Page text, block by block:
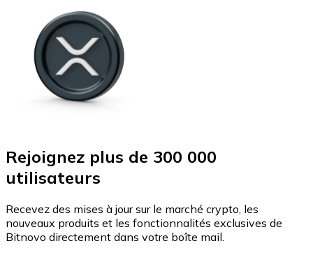
Rejoignez plus de 300 000
utilisateurs
Recevez des mises à jour sur le marché crypto, les
nouveaux produits et les fonctionnalités exclusives de
Bitnovo directement dans votre boîte mail.